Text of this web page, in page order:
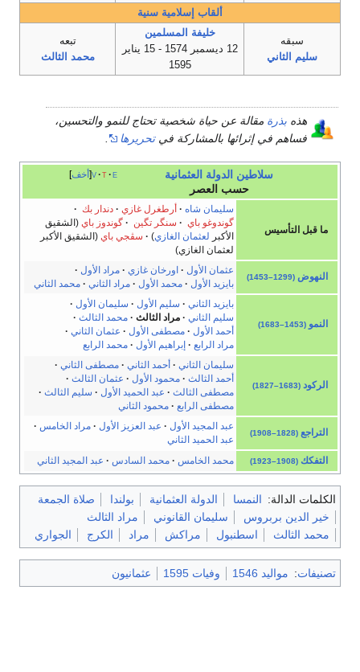
ألقاب إسلامية سنية
سبقه
سليم الثاني
خليفة المسلمين
12 ديسمبر 1574 - 15 يناير
1595
تبعه
محمد الثالث
هذه بذرة مقالة عن حياة شخصية تحتاج للنمو والتحسين،
فساهم في إثرائها بالمشاركة فيتحريرها .
أخف v t e سلاطين الدولة العثمانية
حسب العصر
ما قبل التأسيس
سليمان شاه · أرطغرل غازي · دندار بك ·
گوندوغو باي · سنگر تگين · گوندوز باي (الشقيق
الأكبر لعثمان الغازي)
· سڤجي باي (الشقيق الأكبر
لعثمان الغازي)
النهوض(1299–1453)
عثمان الأول · اورخان غازي · مراد الأول ·
بايزيد الأول · محمد الأول · مراد الثاني · محمد الثاني
النمو(1453–1683)
بايزيد الثاني · سليم الأول · سليمان الأول ·
سليم الثاني · مراد الثالث · محمد الثالث ·
أحمد الأول · مصطفى الأول · عثمان الثاني ·
مراد الرابع · إبراهيم الأول · محمد الرابع
الركود(1683–1827)
سليمان الثاني · أحمد الثاني · مصطفى الثاني ·
أحمد الثالث · محمود الأول · عثمان الثالث ·
مصطفى الثالث · عبد الحميد الأول · سليم الثالث ·
مصطفى الرابع · محمود الثاني
التراجع(1828–1908)
عبد المجيد الأول · عبد العزيز الأول · مراد الخامس ·
عبد الحميد الثاني
التفكك(1908–1923) محمد الخامس · محمد السادس · عبد المجيد الثاني
الكلمات الدالة: النمسا الدولة العثمانية بولندا
صلاة الجمعة
خير الدين بربروس
سليمان القانوني
مراد الثالث
محمد الثالث
اسطنبول مراكش مراد الكرج الجواري
تصنيفات: مواليد 1546 وفيات 1595 عثمانيون